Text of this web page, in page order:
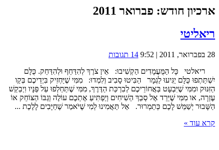
ארכיון חודש: פברואר 2011
ריאליטי
28 בפברואר, 2011 | 9:52
14 תגובות
ריאלטי כָּל הַמֻּעֲמָדִים הַקְשִׁיבוּ: אֵין צֹרֶךְ לְהִדַּחֵף וּלְהִדַּחֵק. כֻּלָּם
יִשְׁתַּתְפוּ כֻּלָּם יַגִּיעוּ לַגְמָר הַבִּיטוּ סָבִיב וְלִמְדוּ: מִמִּי שֶׁיַּחְזִיק בִּיְדֵיכֶם בְּקַו
הַזִּנּוּק ומִמִּי שֶׁיִּבְעָט בְּאֲחוֹרֵיכֶם לְבִרְכַּת הַדֶּרֶךְ, מִמִּי שֶׁתַּחְלְפוּ עַל פַּנָּיו וִיְבַקֵשׁ
עֶזְרָה, או מִמִּי שֶׁיֵּרֵד אֶל סְבַךְ הַשִׁיחִים וְיַפְתִּיעַ אֶתְכֶם עוֹלֶה וְגַבּוֹ הַצּוֹחֵק אוֹ
הַשָּׁבוּר יְשַׁמֵּשׁ לָכֶם כְּתַמְרוּר. אַל תַּאֲמִינוּ לְמִי שֶׁיֹּאמַר שֶׁחַיָּבִים לָלֶכֶת ...
קרא עוד »